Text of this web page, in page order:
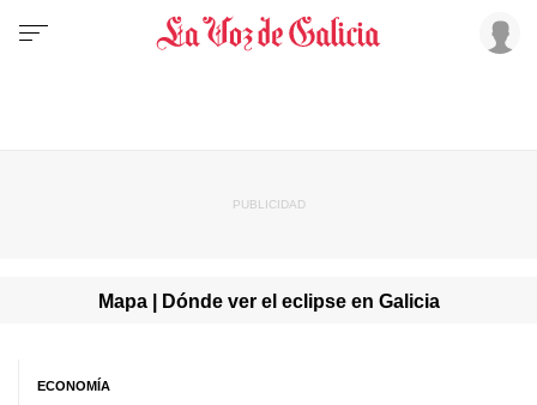
Mapa | Dónde ver el eclipse en Galicia
ECONOMÍA